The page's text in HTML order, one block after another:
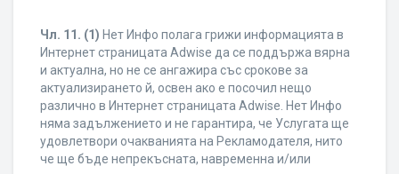
Чл. 11. (1) Нет Инфо полага грижи информацията в
Интернет страницата Adwise да се поддържа вярна
и актуална, но не се ангажира със срокове за
актуализирането й, освен ако е посочил нещо
различно в Интернет страницата Adwise. Нет Инфо
няма задължението и не гарантира, че Услугата ще
удовлетвори очакванията на Рекламодателя, нито
че ще бъде непрекъсната, навременна и/или